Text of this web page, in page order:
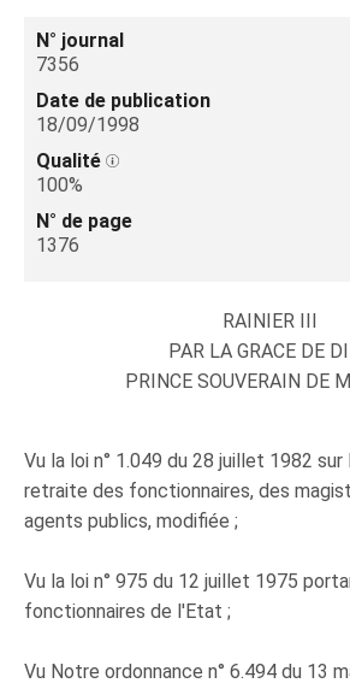
N° journal
7356
Date de publication
18/09/1998
Qualité
100%
N° de page
1376
RAINIER III
PAR LA GRACE DE
PRINCE SOUVERAIN DE
Vu la loi n° 1.049 du 28 juillet 1982
retraite des fonctionnaires, des
agents publics, modifiée ;
Vu la loi n° 975 du 12 juillet 1975
fonctionnaires de l'Etat ;
Vu Notre ordonnance n° 6.494 du 13